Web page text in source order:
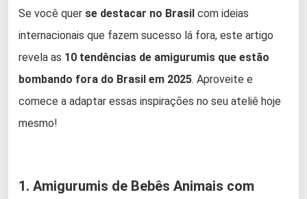
Se você quer se destacar no Brasil com ideias
internacionais que fazem sucesso lá fora, este artigo
revela as 10 tendências de amigurumis que estão
bombando fora do Brasil em 2025. Aproveite e
comece a adaptar essas inspirações no seu ateliê hoje
mesmo!
1. Amigurumis de Bebês Animais com